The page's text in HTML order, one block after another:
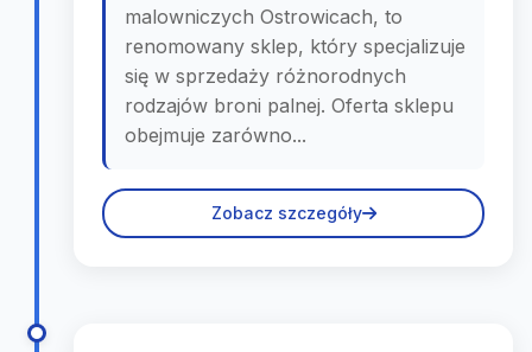
malowniczych Ostrowicach, to
renomowany sklep, który specjalizuje
się w sprzedaży różnorodnych
rodzajów broni palnej. Oferta sklepu
obejmuje zarówno...
Zobacz szczegóły